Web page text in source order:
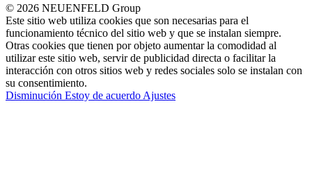
© 2026 NEUENFELD Group
Este sitio web utiliza cookies que son necesarias para el
funcionamiento técnico del sitio web y que se instalan siempre.
Otras cookies que tienen por objeto aumentar la comodidad al
utilizar este sitio web, servir de publicidad directa o facilitar la
interacción con otros sitios web y redes sociales solo se instalan con
su consentimiento.
Disminución Estoy de acuerdo Ajustes